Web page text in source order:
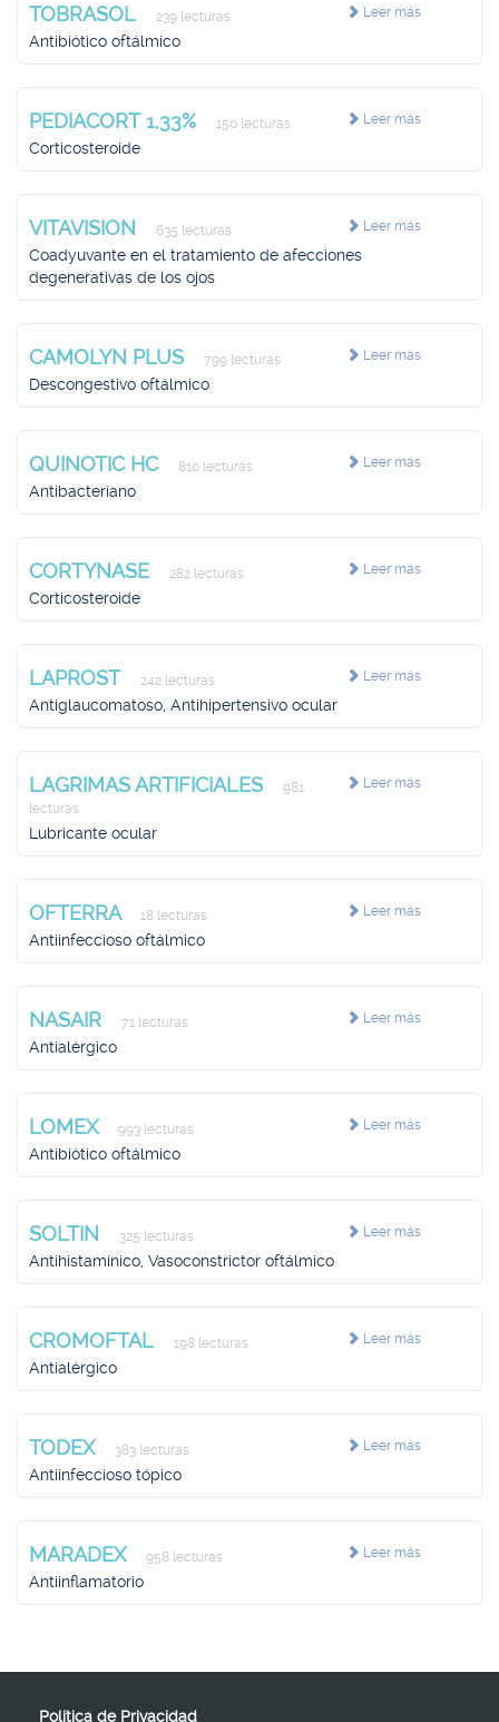
Leer más
TOBRASOL 239 lecturas
Antibiótico oftálmico
Leer más
PEDIACORT 1,33% 150 lecturas
Corticosteroide
Leer más
VITAVISION 635 lecturas
Coadyuvante en el tratamiento de afecciones
degenerativas de los ojos
Leer más
CAMOLYN PLUS 799 lecturas
Descongestivo oftálmico
Leer más
QUINOTIC HC 810 lecturas
Antibacteriano
Leer más
CORTYNASE 282 lecturas
Corticosteroide
Leer más
LAPROST 242 lecturas
Antiglaucomatoso, Antihipertensivo ocular
Leer más
LAGRIMAS ARTIFICIALES
981
lecturas
Lubricante ocular
Leer más
OFTERRA 18 lecturas
Antiinfeccioso oftálmico
Leer más
NASAIR 71 lecturas
Antialérgico
Leer más
LOMEX 993 lecturas
Antibiótico oftálmico
Leer más
SOLTIN 325 lecturas
Antihistamínico, Vasoconstrictor oftálmico
Leer más
CROMOFTAL 198 lecturas
Antialérgico
Leer más
TODEX 383 lecturas
Antiinfeccioso tópico
Leer más
MARADEX 958 lecturas
Antiinflamatorio
Política de Privacidad